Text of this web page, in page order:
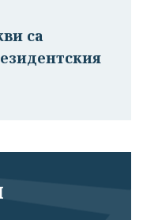
са